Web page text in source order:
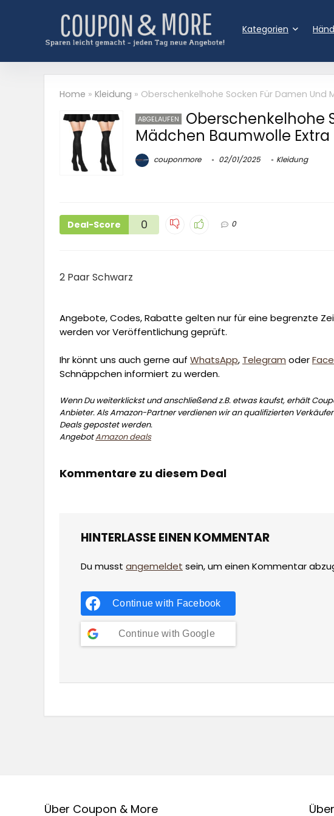
Kategorien
Home » Kleidung » Oberschenkelhohe Socken Für Damen Und
ABGELAUFEN
Oberschenkelhohe
Mädchen Baumwolle Extra
couponmore 02/01/2025 Kleidung
Deal-Score 0 0
2 Paar Schwarz
Angebote, Codes, Rabatte gelten nur für eine begrenzte
werden vor Veröffentlichung geprüft.
Ihr könnt uns auch gerne auf WhatsApp, Telegram oder
Schnäppchen informiert zu werden.
Wenn Du weiterklickst und anschließend z.B. etwas kaufst, erhält
Anbieter. Als Amazon-Partner verdienen wir an qualifizierten
Deals gepostet werden.
AngebotAmazon deals
Kommentare zu diesem Deal
HINTERLASSE EINEN KOMMENTAR
Du musst angemeldet sein, um einen Kommentar
Continue with Facebook
Continue with Google
Über Coupon & More